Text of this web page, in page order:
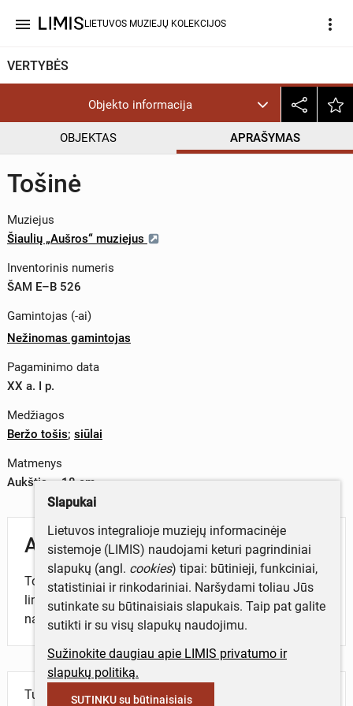
menu LIETUVOS MUZIEJŲ KOLEKCIJOS more_vert
VERTYBĖS
Objekto informacija
OBJEKTAS APRAŠYMAS
Tošinė
Muziejus
Šiaulių „Aušros“ muziejus
Inventorinis numeris
ŠAM E–B 526
Gamintojas (-ai)
Nežinomas gamintojas
Pagaminimo data
XX a. I p.
Medžiagos
Beržo tošis; siūlai
Matmenys
Aukštis – 18 cm
Aprašymas
Tošinė, padaryta iš tošies, susiūtos viename šone
lininiu siūlu. Vienas galas buvo užsiūtas audiniu ir
naudotas bitininko apsisaugoti nuo bičių.
Turite daugiau informacijos apie objektą?
Slapukai
Lietuvos integralioje muziejų informacinėje
sistemoje (LIMIS) naudojami keturi pagrindiniai
slapukų (angl. cookies) tipai: būtinieji, funkciniai,
statistiniai ir rinkodariniai. Naršydami toliau Jūs
sutinkate su būtinaisiais slapukais. Taip pat galite
sutikti ir su visų slapukų naudojimu.
Sužinokite daugiau apie LIMIS privatumo ir
slapukų politiką.
SUTINKU su būtinaisiais